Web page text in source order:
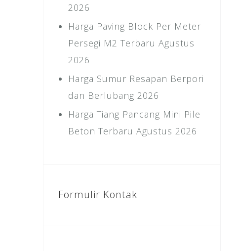
2026
Harga Paving Block Per Meter
Persegi M2 Terbaru Agustus
2026
Harga Sumur Resapan Berpori
dan Berlubang 2026
Harga Tiang Pancang Mini Pile
Beton Terbaru Agustus 2026
Formulir Kontak